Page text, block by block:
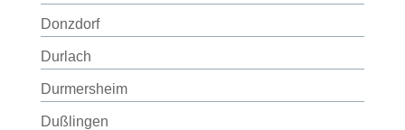
Donzdorf
Durlach
Durmersheim
Dußlingen